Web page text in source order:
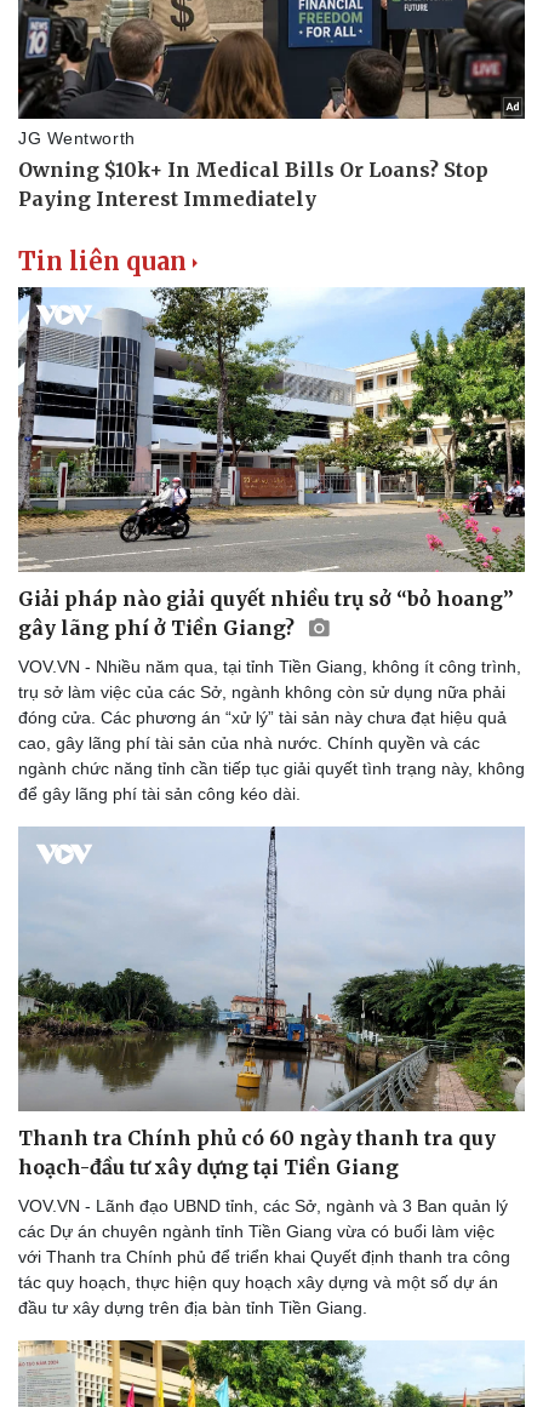
Tin liên quan
Giải pháp nào giải quyết nhiều trụ sở “bỏ hoang”
gây lãng phí ở Tiền Giang?
VOV.VN - Nhiều năm qua, tại tỉnh Tiền Giang, không ít công trình,
trụ sở làm việc của các Sở, ngành không còn sử dụng nữa phải
đóng cửa. Các phương án “xử lý” tài sản này chưa đạt hiệu quả
cao, gây lãng phí tài sản của nhà nước. Chính quyền và các
ngành chức năng tỉnh cần tiếp tục giải quyết tình trạng này, không
để gây lãng phí tài sản công kéo dài.
Thanh tra Chính phủ có 60 ngày thanh tra quy
hoạch-đầu tư xây dựng tại Tiền Giang
VOV.VN - Lãnh đạo UBND tỉnh, các Sở, ngành và 3 Ban quản lý
các Dự án chuyên ngành tỉnh Tiền Giang vừa có buổi làm việc
với Thanh tra Chính phủ để triển khai Quyết định thanh tra công
tác quy hoạch, thực hiện quy hoạch xây dựng và một số dự án
đầu tư xây dựng trên địa bàn tỉnh Tiền Giang.